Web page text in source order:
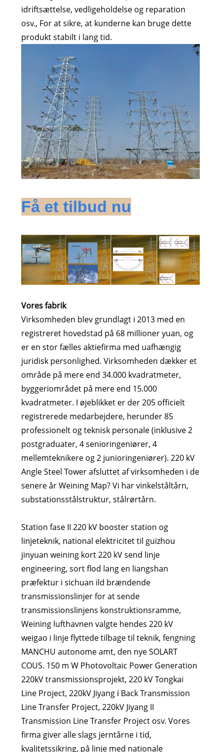
idriftsættelse, vedligeholdelse og reparation
osv., For at sikre, at kunderne kan bruge dette
produkt stabilt i lang tid.
Få et tilbud nu
Vores fabrik
Virksomheden blev grundlagt i 2013 med en
registreret hovedstad på 68 millioner yuan, og
er en stor fælles aktiefirma med uafhængig
juridisk personlighed. Virksomheden dækker et
område på mere end 34.000 kvadratmeter,
byggeriområdet på mere end 15.000
kvadratmeter. I øjeblikket er der 205 officielt
registrerede medarbejdere, herunder 85
professionelt og teknisk personale (inklusive 2
postgraduater, 4 senioringeniører, 4
mellemteknikere og 2 junioringeniører). 220 kV
Angle Steel Tower afsluttet af virksomheden i de
senere år Weining Map? Vi har vinkelståltårn,
substationsstålstruktur, stålrørtårn.
Station fase II 220 kV booster station og
linjeteknik, national elektricitet til guizhou
jinyuan weining kort 220 kV send linje
engineering, sort flod lang en liangshan
præfektur i sichuan ild brændende
transmissionslinjer for at sende
transmissionslinjens konstruktionsramme,
Weining lufthavnen valgte hendes 220 kV
weigao i linje flyttede tilbage til teknik, fengning
MANCHU autonome amt, den nye SOLART
COUS. 150 m W Photovoltaic Power Generation
220kV transmissionsprojekt, 220 kV Tongkai
Line Project, 220kV Jiyang ⅰ Back Transmission
Line Transfer Project, 220kV Jiyang II
Transmission Line Transfer Project osv. Vores
firma giver alle slags jerntårne ​​i tid,
kvalitetssikring, på linje med nationale